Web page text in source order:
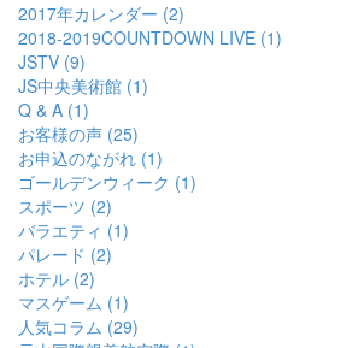
2017年カレンダー (2)
2018-2019COUNTDOWN LIVE (1)
JSTV (9)
JS中央美術館 (1)
Q & A (1)
お客様の声 (25)
お申込のながれ (1)
ゴールデンウィーク (1)
スポーツ (2)
バラエティ (1)
パレード (2)
ホテル (2)
マスゲーム (1)
人気コラム (29)